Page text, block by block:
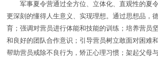
军事夏令营通过全方位、立体化、直观性的夏
更深刻的懂得人生意义、实现理想。通过思想品，
育；强调对营员进行体能和技能的训练；培养营员
和良好的团队合作意识；引导营员树立敢面对困难
帮助营员戒除不良行为，矫正心理习惯；架起父母